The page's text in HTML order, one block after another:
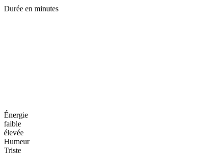
Durée en minutes
Énergie
faible
élevée
Humeur
Triste